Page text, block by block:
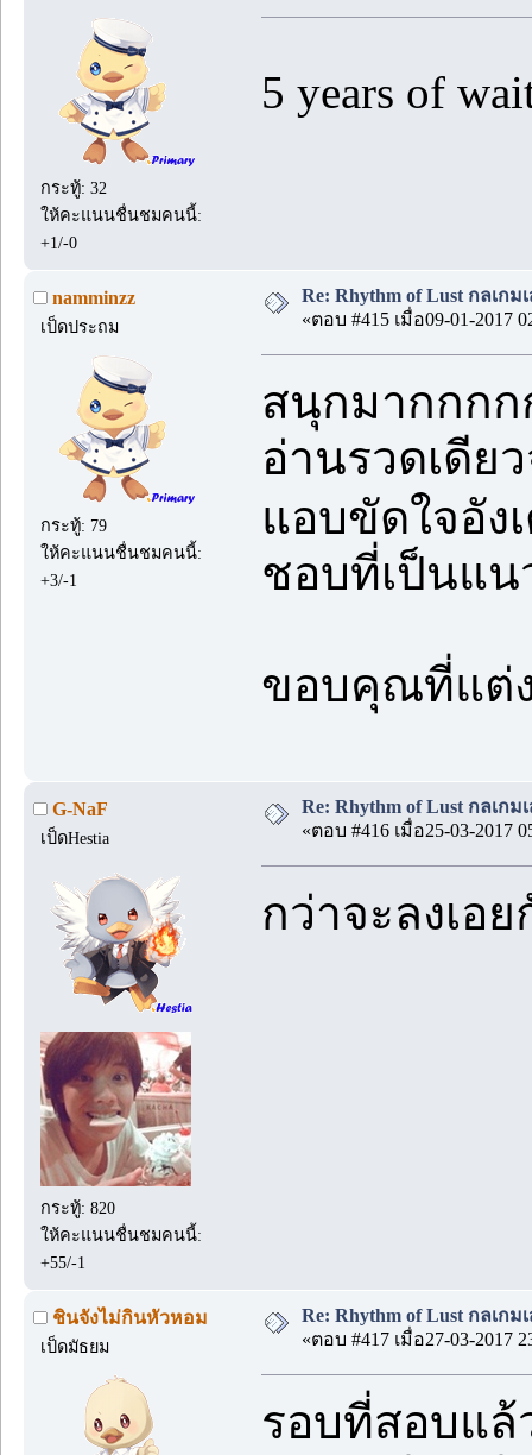
กระทู้: 32
ให้คะแนนชื่นชมคนนี้:
+1/-0
5 years of
namminzz
เป็ดประถม
กระทู้: 79
ให้คะแนนชื่นชมคนนี้:
+3/-1
Re: Rhythm of Lust กลเกม
«ตอบ #415 เมื่อ09-01-2017
สนุกมากกก
อ่านรวดเดีย
แอบขัดใจอัง
ชอบที่เป็นแน
ขอบคุณที่แต่
G-NaF
เป็ดHestia
กระทู้: 820
ให้คะแนนชื่นชมคนนี้:
+55/-1
Re: Rhythm of Lust กลเกม
«ตอบ #416 เมื่อ25-03-2017
กว่าจะลงเอ
ชินจังไม่กินหัวหอม
เป็ดมัธยม
Re: Rhythm of Lust กลเกม
«ตอบ #417 เมื่อ27-03-2017
รอบที่สอบแล้